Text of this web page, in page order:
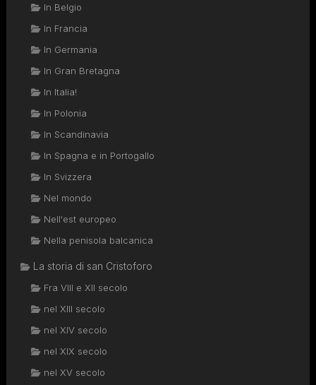
In Belgio
In Francia
In Germania
In Gran Bretagna
In Italia!
In Polonia
In Scandinavia
In Spagna e in Portogallo
In Svizzera
Nel mondo
Nell'est europeo
Nella penisola balcanica
La storia di san Cristoforo
Fra VIII e XII secolo
nel XIII secolo
nel XIV secolo
nel XIX secolo
nel XV secolo